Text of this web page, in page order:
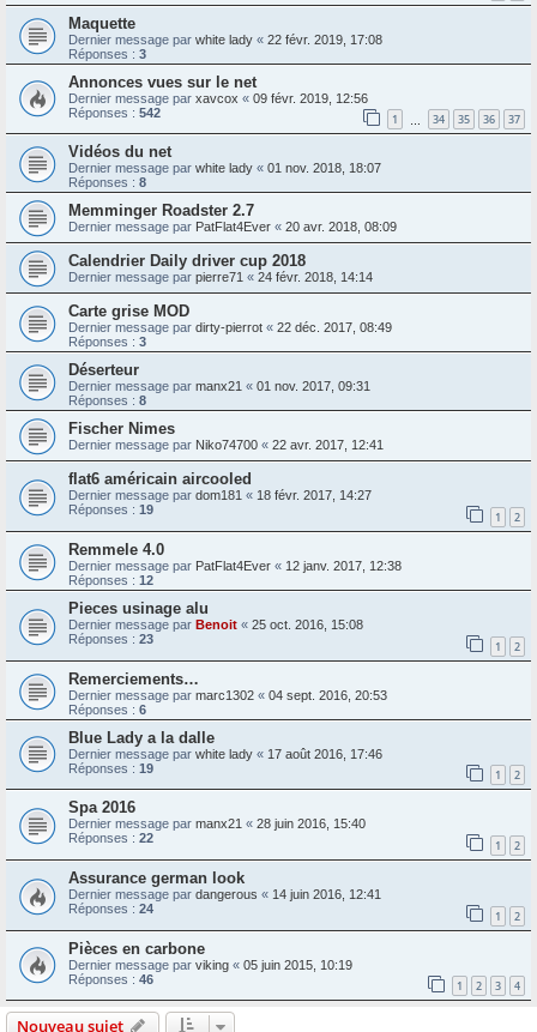
Maquette
Dernier message par white lady « 22 févr. 2019, 17:08
Réponses : 3
Annonces vues sur le net
Dernier message par xavcox « 09 févr. 2019, 12:56
Réponses : 542 1 34 35 36 37
Vidéos du net
Dernier message par white lady « 01 nov. 2018, 18:07
Réponses : 8
Memminger Roadster 2.7
Dernier message par PatFlat4Ever « 20 avr. 2018, 08:09
Calendrier Daily driver cup 2018
Dernier message par pierre71 « 24 févr. 2018, 14:14
Carte grise MOD
Dernier message par dirty-pierrot « 22 déc. 2017, 08:49
Réponses : 3
Déserteur
Dernier message par manx21 « 01 nov. 2017, 09:31
Réponses : 8
Fischer Nimes
Dernier message par Niko74700 « 22 avr. 2017, 12:41
flat6 américain aircooled
Dernier message par dom181 « 18 févr. 2017, 14:27
Réponses : 19 1 2
Remmele 4.0
Dernier message par PatFlat4Ever « 12 janv. 2017, 12:38
Réponses : 12
Pieces usinage alu
Dernier message par Benoit « 25 oct. 2016, 15:08
Réponses : 23 1 2
Remerciements…
Dernier message par marc1302 « 04 sept. 2016, 20:53
Réponses : 6
Blue Lady a la dalle
Dernier message par white lady « 17 août 2016, 17:46
Réponses : 19 1 2
Spa 2016
Dernier message par manx21 « 28 juin 2016, 15:40
Réponses : 22 1 2
Assurance german look
Dernier message par dangerous « 14 juin 2016, 12:41
Réponses : 24 1 2
Pièces en carbone
Dernier message par viking « 05 juin 2015, 10:19
Réponses : 46 1 2 3 4
Nouveau sujet